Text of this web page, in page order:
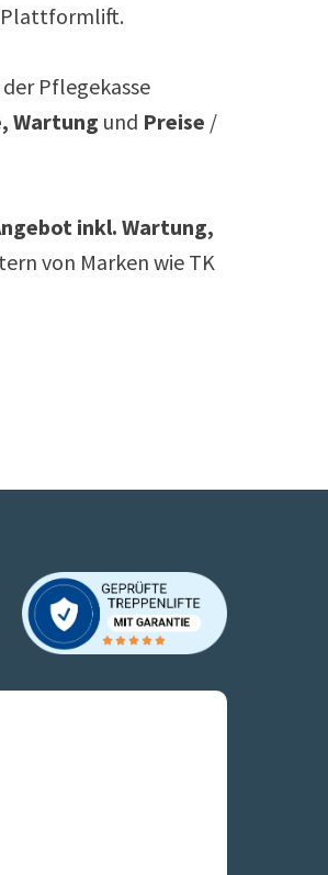
der Pflegekasse
Wartung und Preise /
inkl. Wartung,
von Marken wie TK